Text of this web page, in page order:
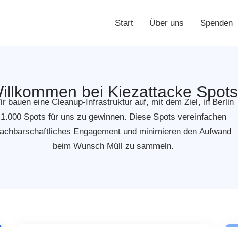
Start Über uns Spenden
bei Kiezattacke Spots
bauen eine Cleanup-Infrastruktur auf, mit dem Ziel, in Berlin
1.000 Spots für uns zu gewinnen. Diese Spots vereinfachen
Engagement und minimieren den Aufwand
beim Wunsch Müll zu sammeln.